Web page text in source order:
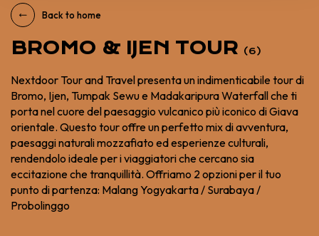
Back to home
BROMO & IJEN TOUR (6)
Nextdoor Tour and Travel presenta un indimenticabile tour di
Bromo, Ijen, Tumpak Sewu e Madakaripura Waterfall che ti
porta nel cuore del paesaggio vulcanico più iconico di Giava
orientale. Questo tour offre un perfetto mix di avventura,
paesaggi naturali mozzafiato ed esperienze culturali,
rendendolo ideale per i viaggiatori che cercano sia
eccitazione che tranquillità. Offriamo 2 opzioni per il tuo
punto di partenza: Malang Yogyakarta / Surabaya /
Probolinggo